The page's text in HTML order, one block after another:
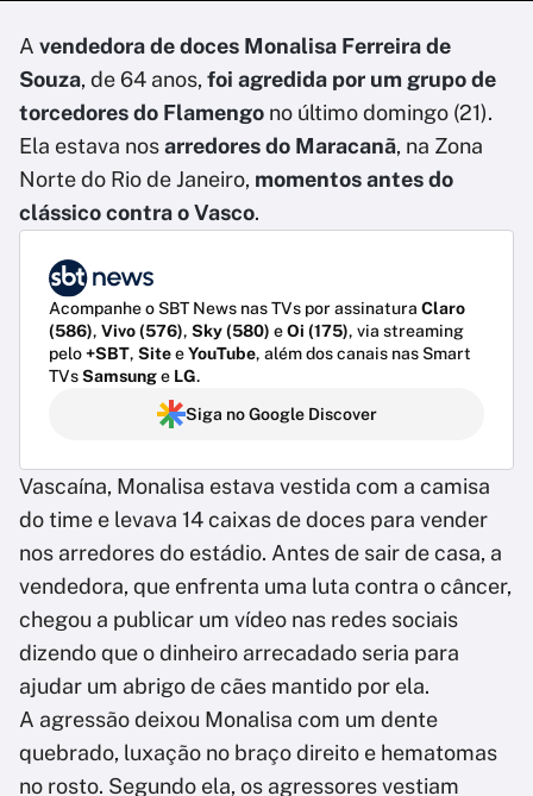
A vendedora de doces Monalisa Ferreira de
Souza, de 64 anos, foi agredida por um grupo de
torcedores do Flamengo no último domingo (21).
Ela estava nosarredores do Maracanã, na Zona
Norte do Rio de Janeiro, momentos antes do
clássico contra o Vasco.
Acompanhe o SBT News nas TVs por assinatura Claro
(586), Vivo (576), Sky (580) eOi (175), via streaming
pelo+SBT, SiteeYouTube, além dos canais nas Smart
TVsSamsunge LG.
Siga no Google Discover
Vascaína, Monalisa estava vestida com a camisa
do time e levava 14 caixas de doces para vender
nos arredores do estádio. Antes de sair de casa, a
vendedora, que enfrenta uma luta contra o câncer,
chegou a publicar um vídeo nas redes sociais
dizendo que o dinheiro arrecadado seria para
ajudar um abrigo de cães mantido por ela.
A agressão deixou Monalisa com um dente
quebrado, luxação no braço direito e hematomas
no rosto. Segundo ela, os agressores vestiam